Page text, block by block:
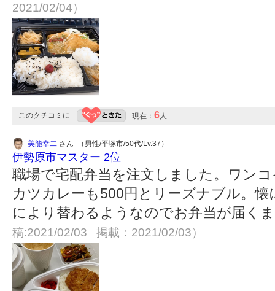
2021/02/04）
このクチコミに 現在： 6 人
美能幸二 さん （男性/平塚市/50代/Lv.37）
伊勢原市マスター 2位
職場で宅配弁当を注文しました。ワン
カツカレーも500円とリーズナブル。
により替わるようなのでお弁当が届く
稿:2021/02/03 掲載：2021/02/03）